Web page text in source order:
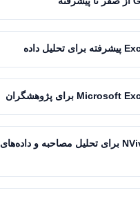
آموزش NVivo برای تحلیل مصاحبه و داده‌های